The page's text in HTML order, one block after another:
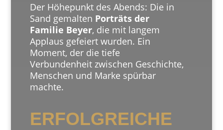
Der Höhepunkt des Abends: Die in
Sand gemalten Porträts der
Familie Beyer, die mit langem
Applaus gefeiert wurden. Ein
Moment, der die tiefe
Verbundenheit zwischen Geschichte,
Menschen und Marke spürbar
machte.
ERFOLGREICHE